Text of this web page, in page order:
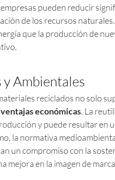
pueden reducir
de los recursos
que la producción de
y Ambientales
reciclados no solo
ventajas económicas. La
y puede resultar en
la normativa
un compromiso con la
mejora en la imagen de